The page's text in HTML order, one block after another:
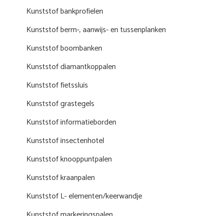
Kunststof bankprofielen
Kunststof berm-, aanwijs- en tussenplanken
Kunststof boombanken
Kunststof diamantkoppalen
Kunststof fietssluis
Kunststof grastegels
Kunststof informatieborden
Kunststof insectenhotel
Kunststof knooppuntpalen
Kunststof kraanpalen
Kunststof L- elementen/keerwandje